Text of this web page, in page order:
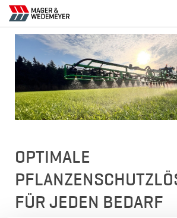
OPTIMALE
FÜR JEDEN BEDARF